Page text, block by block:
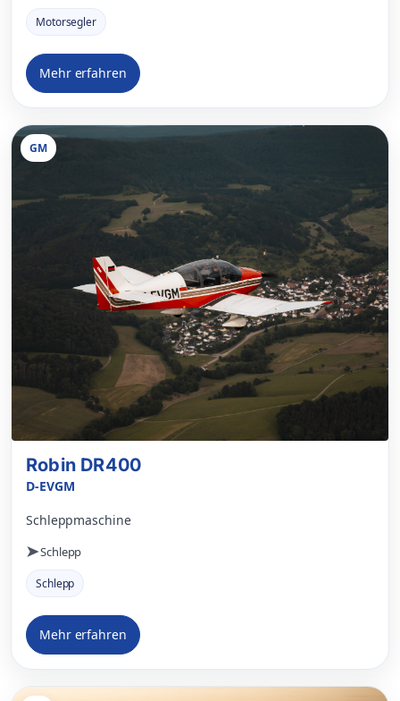
Motorsegler
Mehr erfahren
GM
Robin DR400
D-EVGM
Schleppmaschine
Schlepp
Schlepp
Mehr erfahren